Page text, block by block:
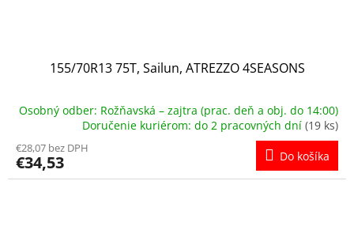
155/70R13 75T, Sailun, ATREZZO 4SEASONS
Osobný odber: Rožňavská – zajtra (prac. deň a obj. do 14:00)
Doručenie kuriérom: do 2 pracovných dní (19 ks)
€28,07 bez DPH
€34,53 Do košíka